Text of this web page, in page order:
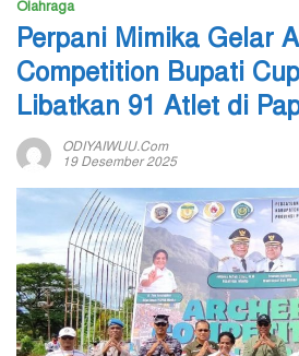
Olahraga
Perpani Mimika Gelar
Competition Bupati
Libatkan 91 Atlet di
ODIYAIWUU.com
19 Desember 2025